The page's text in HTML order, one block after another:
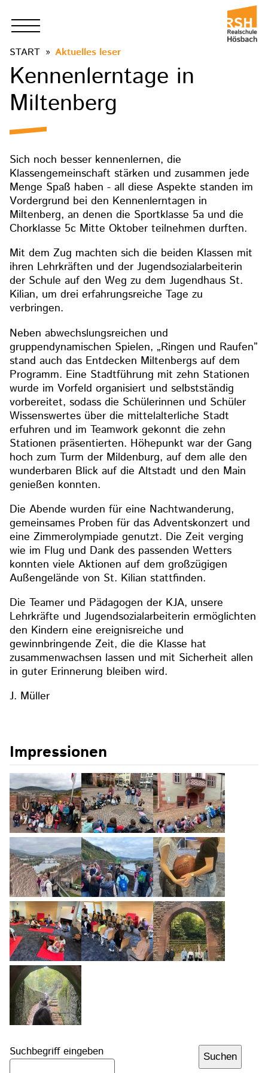
START Aktuelles leser
Kennenlerntage in
Miltenberg
Sich noch besser kennenlernen, die
Klassengemeinschaft stärken und zusammen jede
Menge Spaß haben - all diese Aspekte standen im
Vordergrund bei den Kennenlerntagen in
Miltenberg, an denen die Sportklasse 5a und die
Chorklasse 5c Mitte Oktober teilnehmen durften.
Mit dem Zug machten sich die beiden Klassen mit
ihren Lehrkräften und der Jugendsozialarbeiterin
der Schule auf den Weg zu dem Jugendhaus St.
Kilian, um drei erfahrungsreiche Tage zu
verbringen.
Neben abwechslungsreichen und
gruppendynamischen Spielen, „Ringen und Raufen”
stand auch das Entdecken Miltenbergs auf dem
Programm. Eine Stadtführung mit zehn Stationen
wurde im Vorfeld organisiert und selbstständig
vorbereitet, sodass die Schülerinnen und Schüler
Wissenswertes über die mittelalterliche Stadt
erfuhren und im Teamwork gekonnt die zehn
Stationen präsentierten. Höhepunkt war der Gang
hoch zum Turm der Mildenburg, auf dem alle den
wunderbaren Blick auf die Altstadt und den Main
genießen konnten.
Die Abende wurden für eine Nachtwanderung,
gemeinsames Proben für das Adventskonzert und
eine Zimmerolympiade genutzt. Die Zeit verging
wie im Flug und Dank des passenden Wetters
konnten viele Aktionen auf dem großzügigen
Außengelände von St. Kilian stattfinden.
Die Teamer und Pädagogen der KJA, unsere
Lehrkräfte und Jugendsozialarbeiterin ermöglichten
den Kindern eine ereignisreiche und
gewinnbringende Zeit, die die Klasse hat
zusammenwachsen lassen und mit Sicherheit allen
in guter Erinnerung bleiben wird.
J. Müller
Impressionen
Suchbegriff eingeben Suchen